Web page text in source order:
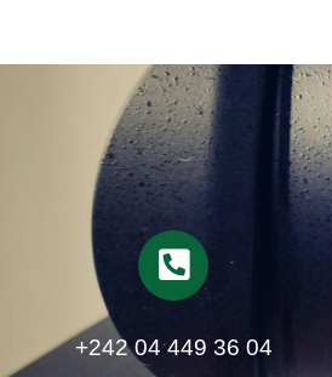
+242 04 449 36 04